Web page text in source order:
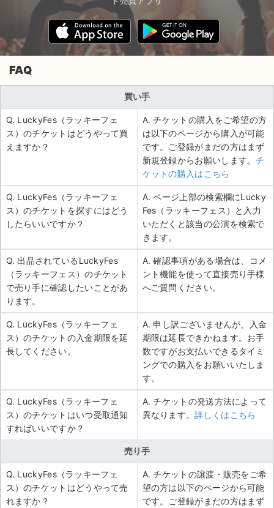
FAQ
買い手
Q. LuckyFes（ラッキーフェ
ス）のチケットはどうやって買
えますか？
A. チケットの購入をご希望の方
は以下のページから購入が可能
です。ご登録がまだの方はまず
新規登録からお願いします。チ
ケットの購入はこちら
Q. LuckyFes（ラッキーフェ
ス）のチケットを探すにはどう
したらいいですか？
A. ページ上部の検索欄にLucky
Fes（ラッキーフェス）と入力
いただくと該当の公演を検索で
きます。
Q. 出品されているLuckyFes
（ラッキーフェス）のチケット
で売り手に確認したいことがあ
ります。
A. 確認事項がある場合は、コメ
ント機能を使って直接売り手様
へご質問ください。
Q. LuckyFes（ラッキーフェ
ス）のチケットの入金期限を延
長してください。
A. 申し訳ございませんが、入金
期限は延長できかねます。お手
数ですがお支払いできるタイミ
ングでの購入をお願いいたしま
す。
Q. LuckyFes（ラッキーフェ
ス）のチケットはいつ受取通知
すればいいですか？
A. チケットの発送方法によって
異なります。詳しくはこちら
売り手
Q. LuckyFes（ラッキーフェ
ス）のチケットはどうやって売
れますか？
A. チケットの譲渡・販売をご希
望の方は以下のページから可能
です。ご登録がまだの方はまず